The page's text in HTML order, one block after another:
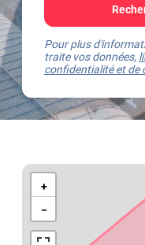
Pour plus
traite vos données,
confidentialité et de
Kaart
Brasschaat
+
−